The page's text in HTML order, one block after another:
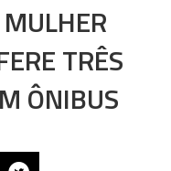
TRÊS
ÔNIBUS